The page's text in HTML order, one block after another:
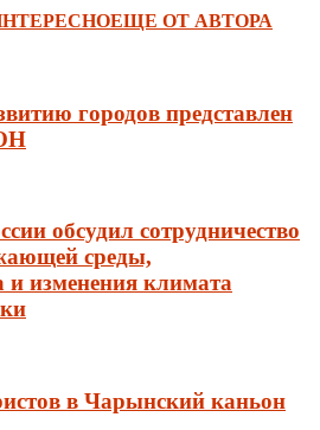
ЕЩЕ ОТ АВТОРА
городов представлен
обсудил сотрудничество
среды,
и изменения климата
в Чарынский каньон